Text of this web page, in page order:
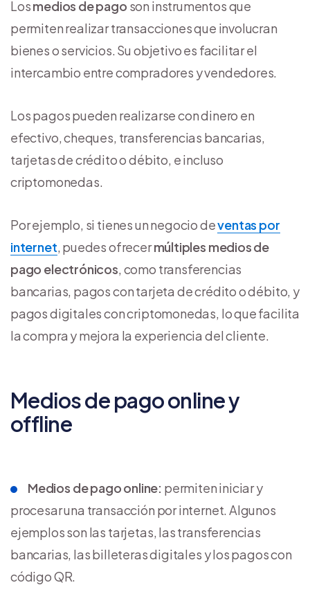
Losmedios de pago son instrumentos que
permiten realizar transacciones que involucran
bienes o servicios. Su objetivo es facilitar el
intercambio entre compradores y vendedores.
Los pagos pueden realizarse con dinero en
efectivo, cheques, transferencias bancarias,
tarjetas de crédito o débito, e incluso
criptomonedas.
Por ejemplo, si tienes un negocio deventas por
internet, puedes ofrecermúltiples medios de
pago electrónicos, como transferencias
bancarias, pagos con tarjeta de crédito o débito, y
pagos digitales con criptomonedas, lo que facilita
la compra y mejora la experiencia del cliente.
Medios de pago online y
offline
Medios de pago online: permiten iniciar y
procesar una transacción por internet. Algunos
ejemplos son las tarjetas, las transferencias
bancarias, las billeteras digitales y los pagos con
código QR.